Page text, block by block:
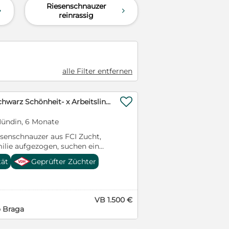
ohne
für aktive Haushalte
bitte über Nachricht
Riesenschnauzer
reinrassig
d
alle Filter entfernen
Riesenschnauzer schwarz Schönheit- x Arbeitslinie mit Ahnentafel
6 Monate
aus FCI Zucht,
aufgezogen, suchen ein
neues Zuhause. Ideal für
oder Züchter. 1
Impfungen und
Ahnentafel (FCI)
Black & White Registriert

Geprüfter Züchter
Braga
VB 1.500 €